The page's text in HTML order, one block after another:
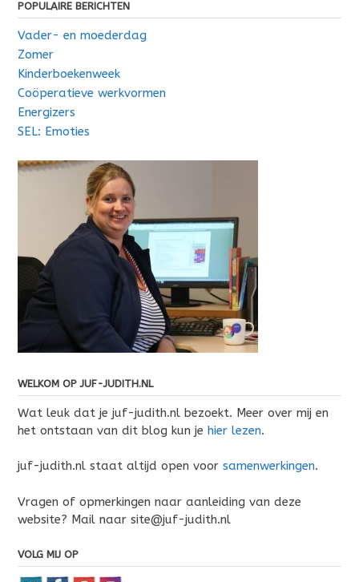
POPULAIRE BERICHTEN
Vader- en moederdag
Zomer
Kinderboekenweek
Coöperatieve werkvormen
Energizers
SEL: Emoties
WELKOM OP JUF-JUDITH.NL
Wat leuk dat je juf-judith.nl bezoekt. Meer over mij en
het ontstaan van dit blog kun je hier lezen.
juf-judith.nl staat altijd open voor samenwerkingen.
Vragen of opmerkingen naar aanleiding van deze
website? Mail naar site@juf-judith.nl
VOLG MIJ OP